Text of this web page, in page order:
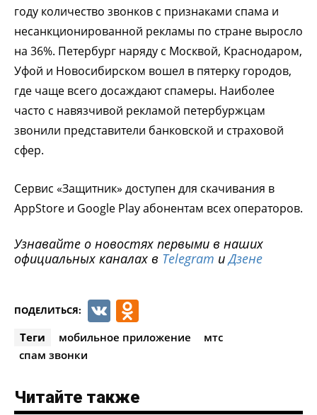
году количество звонков с признаками спама и
несанкционированной рекламы по стране выросло
на 36%. Петербург наряду с Москвой, Краснодаром,
Уфой и Новосибирском вошел в пятерку городов,
где чаще всего досаждают спамеры. Наиболее
часто с навязчивой рекламой петербуржцам
звонили представители банковской и страховой
сфер.
Сервис «Защитник» доступен для скачивания в
AppStore и Google Play абонентам всех операторов.
Узнавайте о новостях первыми в наших
официальных каналах в Telegram иДзене
ПОДЕЛИТЬСЯ: VK
Теги мобильное приложение
мтс
спам звонки
Читайте также